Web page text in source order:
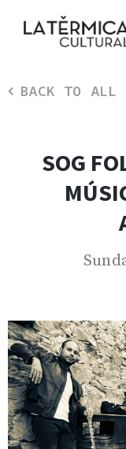
BACK TO ALL
SOG